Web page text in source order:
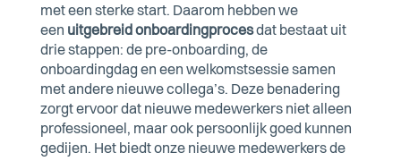
met een sterke start. Daarom hebben we
een uitgebreid onboardingprocesdat bestaat uit
drie stappen: de pre-onboarding, de
onboardingdag en een welkomstsessie samen
met andere nieuwe collega’s. Deze benadering
zorgt ervoor dat nieuwe medewerkers niet alleen
professioneel, maar ook persoonlijk goed kunnen
gedijen. Het biedt onze nieuwe medewerkers de